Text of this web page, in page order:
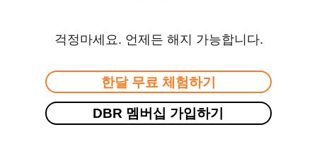
걱정마세요. 언제든 해지 가능합니다.
한달 무료 체험하기
DBR 멤버십 가입하기